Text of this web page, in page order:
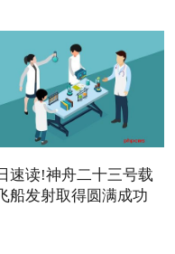
速读!神舟二十三号载
船发射取得圆满成功